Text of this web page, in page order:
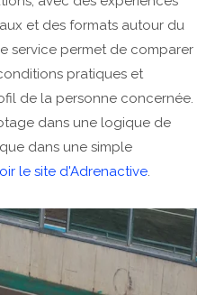
et des formats autour du
service permet de comparer
pratiques et
de la personne concernée.
dans une logique de
dans une simple
le site d'Adrenactive.